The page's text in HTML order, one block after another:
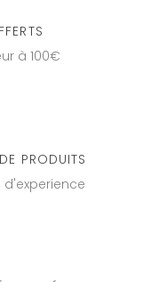
à 100€
PRODUITS